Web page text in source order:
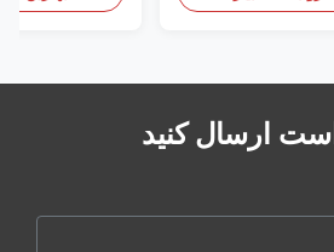
ارسال کنید